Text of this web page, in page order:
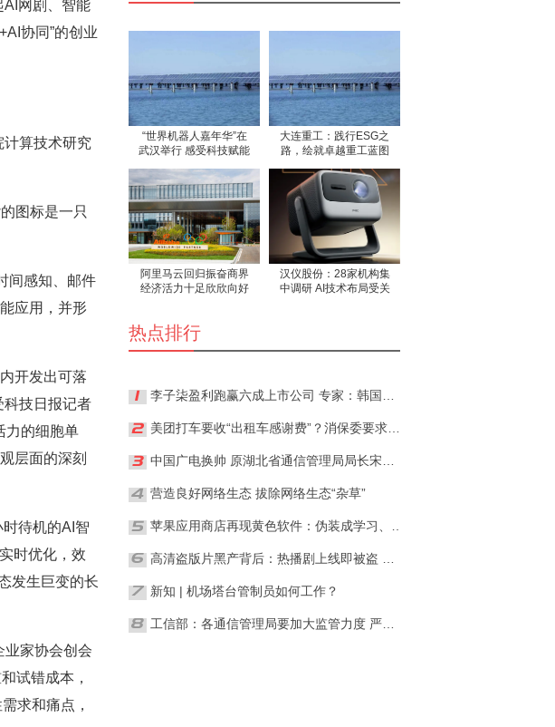
AI网剧、智能
协同”的创业
算技术研究
图标是一只
间感知、邮件
应用，并形
开发出可落
科技日报记者
力的细胞单
层面的深刻
待机的AI智
时优化，效
发生巨变的长
家协会创会
试错成本，
求和痛点，
“世界机器人嘉年华”在
武汉举行 感受科技赋能
大连重工：践行ESG之
路，绘就卓越重工蓝图
阿里马云回归振奋商界
经济活力十足欣欣向好
汉仪股份：28家机构集
中调研 AI技术布局受关
热点排行
营造良好网络生态 拔除网络生态“杂草”
新知 | 机场塔台管制员如何工作？